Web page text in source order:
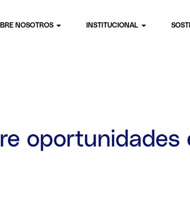
NOSOTROS INSTITUCIONAL